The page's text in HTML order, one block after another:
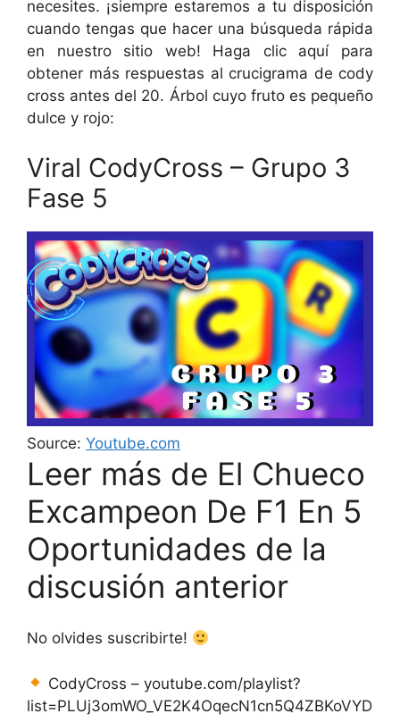
necesites. ¡siempre estaremos a tu disposición
cuando tengas que hacer una búsqueda rápida
en nuestro sitio web! Haga clic aquí para
obtener más respuestas al crucigrama de cody
cross antes del 20. Árbol cuyo fruto es pequeño
dulce y rojo:
Viral CodyCross – Grupo 3
Fase 5
Source: Youtube.com
Leer más de El Chueco
Excampeon De F1 En 5
Oportunidades de la
discusión anterior
No olvides suscribirte!
CodyCross – youtube.com/playlist?
list=PLUj3omWO_VE2K4OqecN1cn5Q4ZBKoVYD